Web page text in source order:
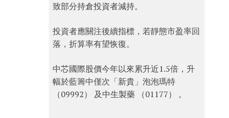
致部分持倉投資者減持。
投資者應關注後續指標，若靜態市盈率回
落，折算率有望恢復。
中芯國際股價今年以來累升近1.5倍，升
幅於藍籌中僅次「新貴」泡泡瑪特
（09992） 及中生製藥 （01177） 。